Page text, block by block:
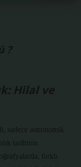
?
Hilal ve
sadece astronomik
tarihinin
farklı